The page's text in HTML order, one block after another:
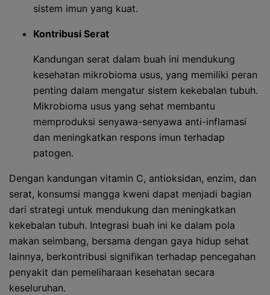
sistem imun yang kuat.
Kontribusi Serat
Kandungan serat dalam buah ini mendukung
kesehatan mikrobioma usus, yang memiliki peran
penting dalam mengatur sistem kekebalan tubuh.
Mikrobioma usus yang sehat membantu
memproduksi senyawa-senyawa anti-inflamasi
dan meningkatkan respons imun terhadap
patogen.
Dengan kandungan vitamin C, antioksidan, enzim, dan
serat, konsumsi mangga kweni dapat menjadi bagian
dari strategi untuk mendukung dan meningkatkan
kekebalan tubuh. Integrasi buah ini ke dalam pola
makan seimbang, bersama dengan gaya hidup sehat
lainnya, berkontribusi signifikan terhadap pencegahan
penyakit dan pemeliharaan kesehatan secara
keseluruhan.